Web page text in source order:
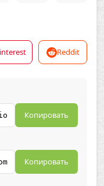
Reddit
Копировать
Копировать